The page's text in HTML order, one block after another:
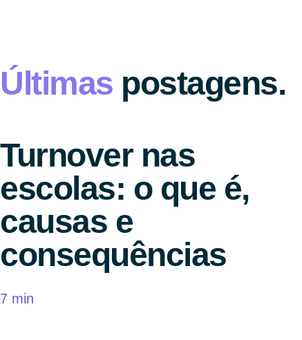
Últimas postagens.
Turnover nas
escolas: o que é,
causas e
consequências
7 min